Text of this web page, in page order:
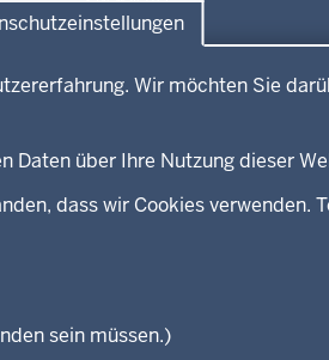
Wir möchten Sie
Daten über Ihre Nutzung dieser
dass wir Cookies verwenden.
sein müssen.)
Kontakt
Landesportal NRW